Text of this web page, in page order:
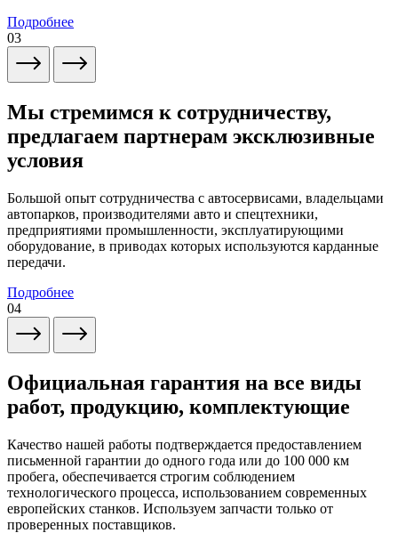
Подробнее
03
Мы стремимся к сотрудничеству,
предлагаем партнерам эксклюзивные
условия
Большой опыт сотрудничества с автосервисами, владельцами
автопарков, производителями авто и спецтехники,
предприятиями промышленности, эксплуатирующими
оборудование, в приводах которых используются карданные
передачи.
Подробнее
04
Официальная гарантия на все виды
работ, продукцию, комплектующие
Качество нашей работы подтверждается предоставлением
письменной гарантии до одного года или до 100 000 км
пробега, обеспечивается строгим соблюдением
технологического процесса, использованием современных
европейских станков. Используем запчасти только от
проверенных поставщиков.